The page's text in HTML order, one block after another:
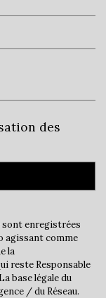
1 388
85,18 %
14,15 %
des
enregistrées
agissant comme
la
reste Responsable
base légale du
/ du Réseau.